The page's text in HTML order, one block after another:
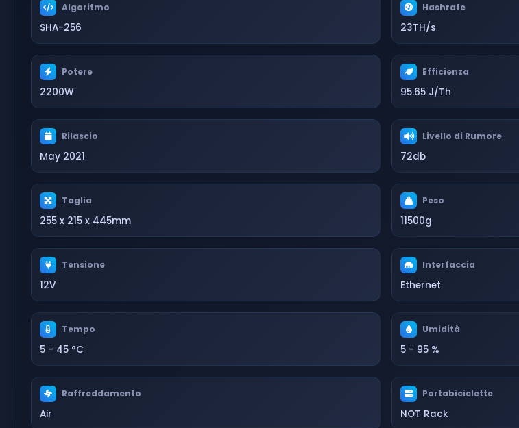
Algoritmo
SHA-256
Hashrate
23TH/s
Potere
2200W
Efficienza
95.65 J/Th
Rilascio
May 2021
Livello di Rumore
72db
Taglia
255 x 215 x 445mm
Peso
11500g
Tensione
12V
Interfaccia
Ethernet
Tempo
5 - 45 °C
Umidità
5 - 95 %
Raffreddamento
Air
Portabiciclette
NOT Rack